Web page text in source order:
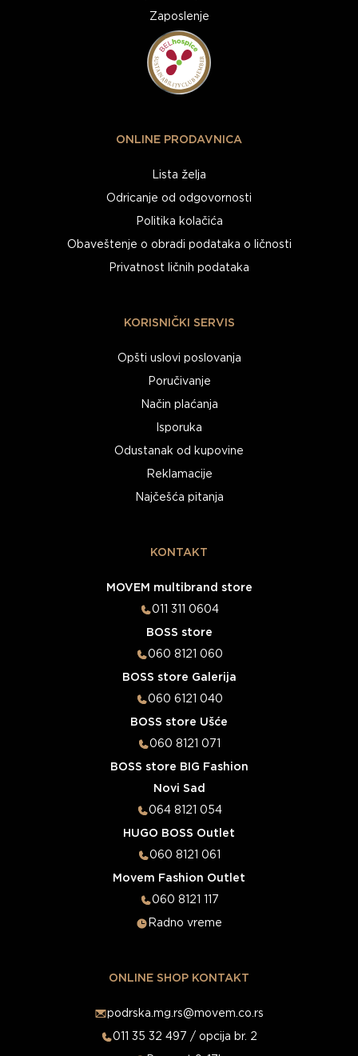
Zaposlenje
ONLINE PRODAVNICA
Lista želja
Odricanje od odgovornosti
Politika kolačića
Obaveštenje o obradi podataka o ličnosti
Privatnost ličnih podataka
KORISNIČKI SERVIS
Opšti uslovi poslovanja
Poručivanje
Način plaćanja
Isporuka
Odustanak od kupovine
Reklamacije
Najčešća pitanja
KONTAKT
MOVEM multibrand store
011 311 0604
BOSS store
060 8121 060
BOSS store Galerija
060 6121 040
BOSS store Ušće
060 8121 071
BOSS store BIG Fashion
Novi Sad
064 8121 054
HUGO BOSS Outlet
060 8121 061
Movem Fashion Outlet
060 8121 117
Radno vreme
ONLINE SHOP KONTAKT
podrska.mg.rs@movem.co.rs
011 35 32 497 / opcija br. 2